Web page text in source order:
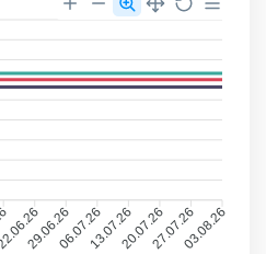
29.06.2606.07.2613.07.2620.07.2627.07.2603.08.26